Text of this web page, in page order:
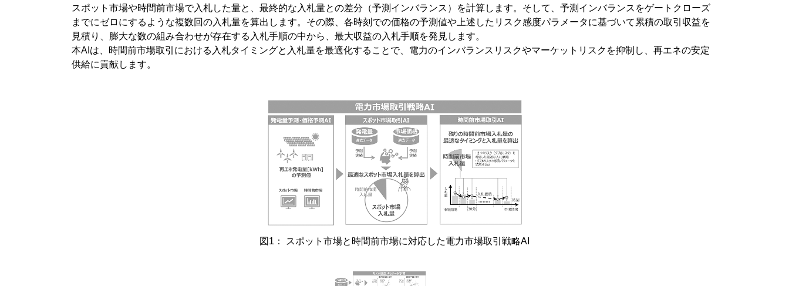
スポット市場や時間前市場で入札した量と、最終的な入札量との差分（予測インバランス）を計算します。そして、予測インバランスをゲートクローズ
までにゼロにするような複数回の入札量を算出します。その際、各時刻での価格の予測値や上述したリスク感度パラメータに基づいて累積の取引収益を
見積り、膨大な数の組み合わせが存在する入札手順の中から、最大収益の入札手順を発見します。
本AIは、時間前市場取引における入札タイミングと入札量を最適化することで、電力のインバランスリスクやマーケットリスクを抑制し、再エネの安定
供給に貢献します。
図1： スポット市場と時間前市場に対応した電力市場取引戦略AI